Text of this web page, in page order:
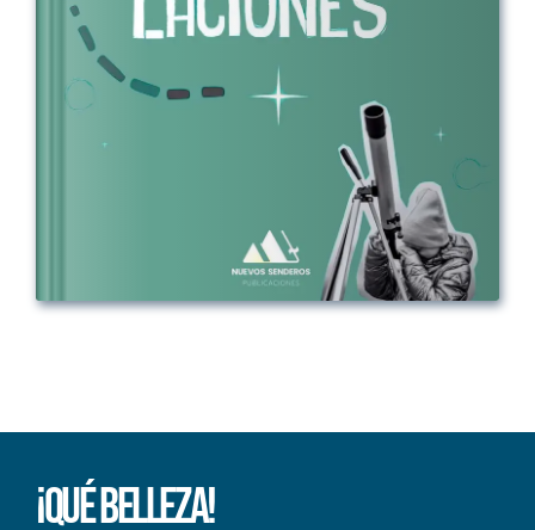
¡Qué Belleza!